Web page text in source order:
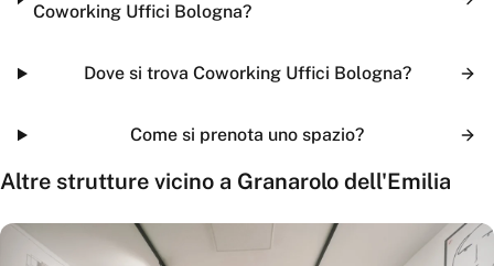
Coworking Uffici Bologna?
Dove si trova Coworking Uffici Bologna?
Come si prenota uno spazio?
Altre strutture vicino a Granarolo dell'Emilia